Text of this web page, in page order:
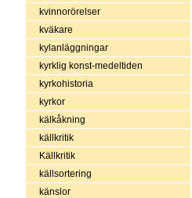
kvinnorörelser
kväkare
kylanläggningar
kyrklig konst-medeltiden
kyrkohistoria
kyrkor
kälkåkning
källkritik
Källkritik
källsortering
känslor